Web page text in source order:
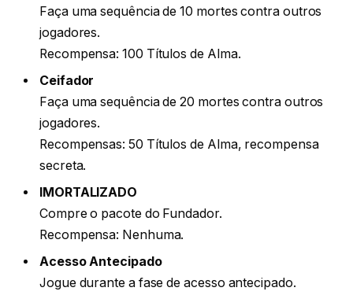
Faça uma sequência de 10 mortes contra outros
jogadores.
Recompensa: 100 Títulos de Alma.
Ceifador
Faça uma sequência de 20 mortes contra outros
jogadores.
Recompensas: 50 Títulos de Alma, recompensa
secreta.
IMORTALIZADO
Compre o pacote do Fundador.
Recompensa: Nenhuma.
Acesso Antecipado
Jogue durante a fase de acesso antecipado.